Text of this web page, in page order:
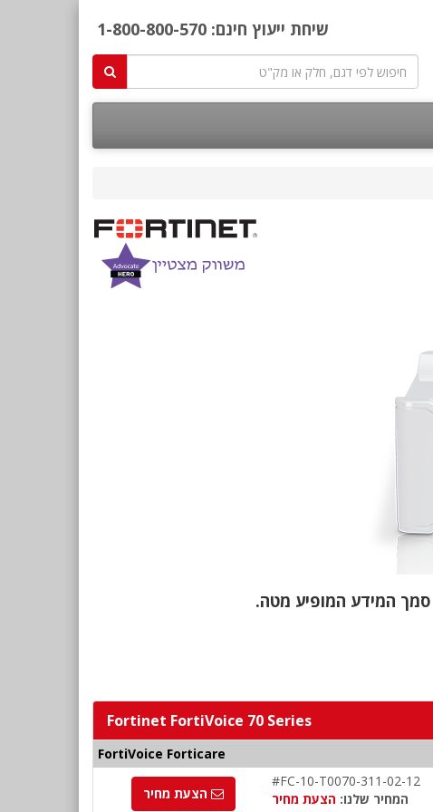
שיחת ייעוץ חינם: 1-800-800-570
Fortinet FortiVoice 70 Series
FortiVoice Forticare
#FC-10-T0070-311-02-12
המחיר שלנו: הצעת מחיר הצעת מחיר